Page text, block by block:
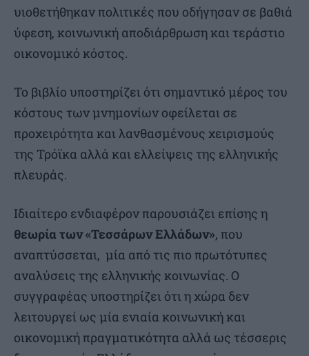
υιοθετήθηκαν πολιτικές που οδήγησαν σε βαθιά
ύφεση, κοινωνική αποδιάρθρωση και τεράστιο
οικονομικό κόστος.
Το βιβλίο υποστηρίζει ότι σημαντικό μέρος του
κόστους των μνημονίων οφείλεται σε
προχειρότητα και λανθασμένους χειρισμούς
της Τρόϊκα αλλά και ελλείψεις της ελληνικής
πλευράς.
Ιδιαίτερο ενδιαφέρον παρουσιάζει επίσης η
θεωρία των «Τεσσάρων Ελλάδων», που
αναπτύσσεται, μία από τις πιο πρωτότυπες
αναλύσεις της ελληνικής κοινωνίας. Ο
συγγραφέας υποστηρίζει ότι η χώρα δεν
λειτουργεί ως μία ενιαία κοινωνική και
οικονομική πραγματικότητα αλλά ως τέσσερις